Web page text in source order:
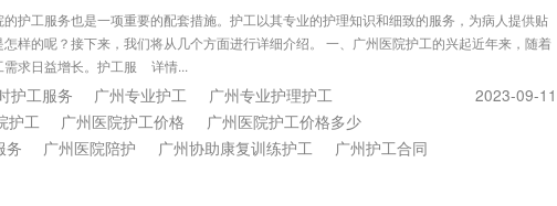
护工服务也是一项重要的配套措施。护工以其专业的护理知识和细致的服务，为病人提供贴
样的呢？接下来，我们将从几个方面进行详细介绍。 一、广州医院护工的兴起近年来，随着
求日益增长。护工服
详情...
护工服务 广州专业护工
广州专业护理护工
护工 广州医院护工价格
广州医院护工价格多少
务 广州医院陪护 广州协助康复训练护工
广州护工合同
2023-09-11